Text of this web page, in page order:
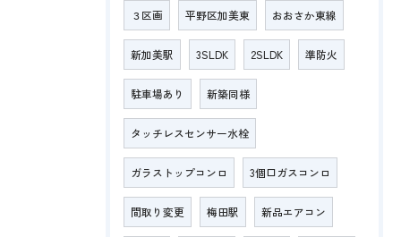
３区画 平野区加美東 おおさか東線
新加美駅 3SLDK 2SLDK 準防火
駐車場あり 新築同様
タッチレスセンサー水栓
ガラストップコンロ 3個口ガスコンロ
間取り変更 梅田駅 新品エアコン